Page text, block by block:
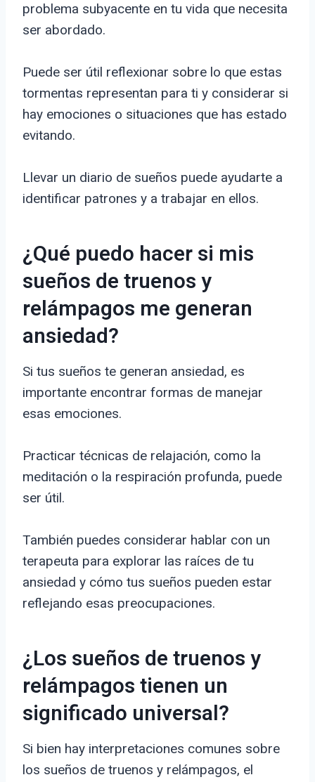
problema subyacente en tu vida que necesita
ser abordado.
Puede ser útil reflexionar sobre lo que estas
tormentas representan para ti y considerar si
hay emociones o situaciones que has estado
evitando.
Llevar un diario de sueños puede ayudarte a
identificar patrones y a trabajar en ellos.
¿Qué puedo hacer si mis
sueños de truenos y
relámpagos me generan
ansiedad?
Si tus sueños te generan ansiedad, es
importante encontrar formas de manejar
esas emociones.
Practicar técnicas de relajación, como la
meditación o la respiración profunda, puede
ser útil.
También puedes considerar hablar con un
terapeuta para explorar las raíces de tu
ansiedad y cómo tus sueños pueden estar
reflejando esas preocupaciones.
¿Los sueños de truenos y
relámpagos tienen un
significado universal?
Si bien hay interpretaciones comunes sobre
los sueños de truenos y relámpagos, el